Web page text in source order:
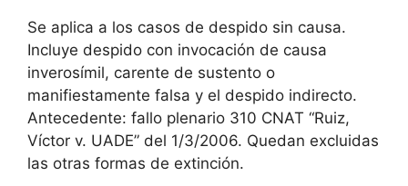
Se aplica a los casos de despido sin causa.
Incluye despido con invocación de causa
inverosímil, carente de sustento o
manifiestamente falsa y el despido indirecto.
Antecedente: fallo plenario 310 CNAT “Ruiz,
Víctor v. UADE” del 1/3/2006. Quedan excluidas
las otras formas de extinción.